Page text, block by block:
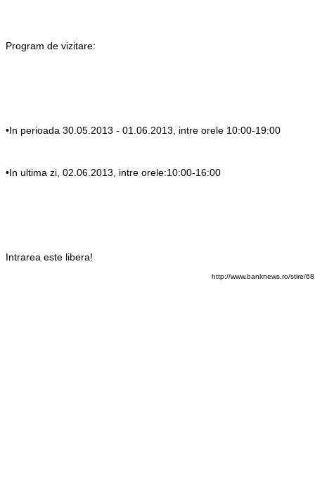
Program de vizitare:
•In perioada 30.05.2013 - 01.06.2013, intre orele 10:00-19:00
•In ultima zi, 02.06.2013, intre orele:10:00-16:00
Intrarea este libera!
http://www.banknews.ro/stire/